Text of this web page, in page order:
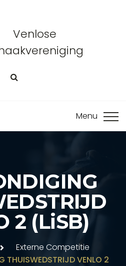
Venlose
2 (LiSB)
Externe Competitie
THUISWEDSTRIJD VENLO 2